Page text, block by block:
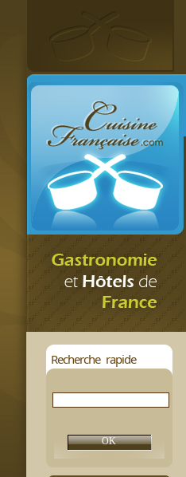
Recherche rapide